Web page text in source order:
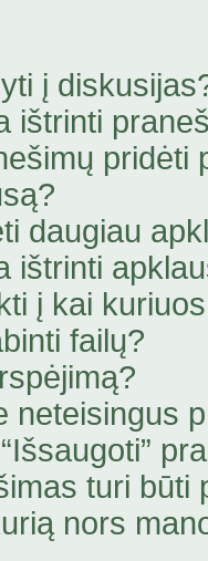
į
ištrinti
pridėti
daugiau
ištrinti
į kai
failų?
neteisingus
turi būti
nors